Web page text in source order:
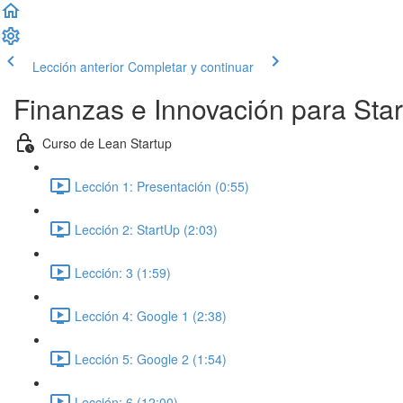
Lección anterior Completar y continuar
Finanzas e Innovación para
Curso de Lean Startup
Lección 1: Presentación (0:55)
Lección 2: StartUp (2:03)
Lección: 3 (1:59)
Lección 4: Google 1 (2:38)
Lección 5: Google 2 (1:54)